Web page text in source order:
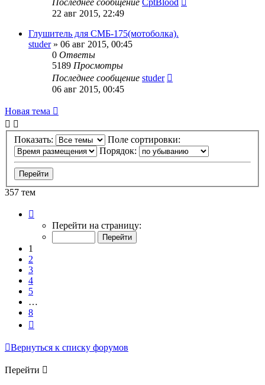
22 авг 2015, 22:49
Глушитель для СМБ-175(мотоболка).
studer» 06 авг 2015, 00:45
0 Ответы
5189 Просмотры
Последнее сообщение studer
06 авг 2015, 00:45
Новая тема
Показать:
Поле сортировки:
Порядок:
357 тем
Перейти на страницу:
1
2
3
4
5
…
8
Вернуться к списку форумов
Перейти